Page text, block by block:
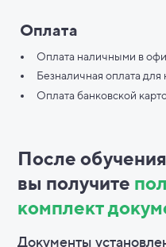
Оплата
Оплата наличными в
Безналичная оплата
Оплата банковской
После обучения
вы получите
комплект
Документы